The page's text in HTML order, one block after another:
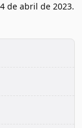
que você
aniversário,
de abril de 2023.